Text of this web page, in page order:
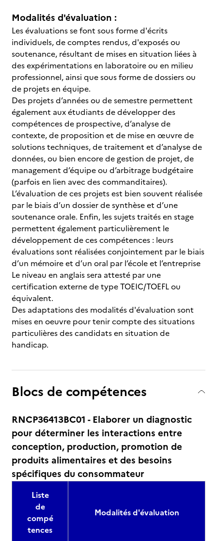
Modalités d'évaluation :
Les évaluations se font sous forme d'écrits
individuels, de comptes rendus, d'exposés ou
soutenance, résultant de mises en situation liées à
des expérimentations en laboratoire ou en milieu
professionnel, ainsi que sous forme de dossiers ou
de projets en équipe.
Des projets d’années ou de semestre permettent
également aux étudiants de développer des
compétences de prospective, d’analyse de
contexte, de proposition et de mise en œuvre de
solutions techniques, de traitement et d’analyse de
données, ou bien encore de gestion de projet, de
management d’équipe ou d’arbitrage budgétaire
(parfois en lien avec des commanditaires).
L’évaluation de ces projets est bien souvent réalisée
par le biais d’un dossier de synthèse et d’une
soutenance orale. Enfin, les sujets traités en stage
permettent également particulièrement le
développement de ces compétences : leurs
évaluations sont réalisées conjointement par le biais
d’un mémoire et d’un oral par l’école et l’entreprise
Le niveau en anglais sera attesté par une
certification externe de type TOEIC/TOEFL ou
équivalent.
Des adaptations des modalités d'évaluation sont
mises en oeuvre pour tenir compte des situations
particulières des candidats en situation de
handicap.
Blocs de compétences
RNCP36413BC01 - Elaborer un diagnostic
pour déterminer les interactions entre
conception, production, promotion de
produits alimentaires et des besoins
spécifiques du consommateur
Liste
de
compé
tences
Modalités d'évaluation